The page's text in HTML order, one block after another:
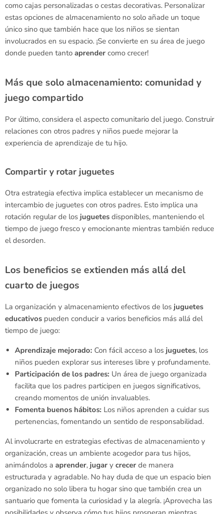
como cajas personalizadas o cestas decorativas. Personalizar
estas opciones de almacenamiento no solo añade un toque
único sino que también hace que los niños se sientan
involucrados en su espacio. ¡Se convierte en su área de juego
donde pueden tanto aprender como crecer!
Más que solo almacenamiento: comunidad y
juego compartido
Por último, considera el aspecto comunitario del juego. Construir
relaciones con otros padres y niños puede mejorar la
experiencia de aprendizaje de tu hijo.
Compartir y rotar juguetes
Otra estrategia efectiva implica establecer un mecanismo de
intercambio de juguetes con otros padres. Esto implica una
rotación regular de los juguetes disponibles, manteniendo el
tiempo de juego fresco y emocionante mientras también reduce
el desorden.
Los beneficios se extienden más allá del
cuarto de juegos
La organización y almacenamiento efectivos de los juguetes
educativos pueden conducir a varios beneficios más allá del
tiempo de juego:
Aprendizaje mejorado: Con fácil acceso a los juguetes, los
niños pueden explorar sus intereses libre y profundamente.
Participación de los padres: Un área de juego organizada
facilita que los padres participen en juegos significativos,
creando momentos de unión invaluables.
Fomenta buenos hábitos: Los niños aprenden a cuidar sus
pertenencias, fomentando un sentido de responsabilidad.
Al involucrarte en estrategias efectivas de almacenamiento y
organización, creas un ambiente acogedor para tus hijos,
animándolos a aprender, jugar y crecer de manera
estructurada y agradable. No hay duda de que un espacio bien
organizado no solo libera tu hogar sino que también crea un
santuario que fomenta la curiosidad y la alegría. ¡Aprovecha las